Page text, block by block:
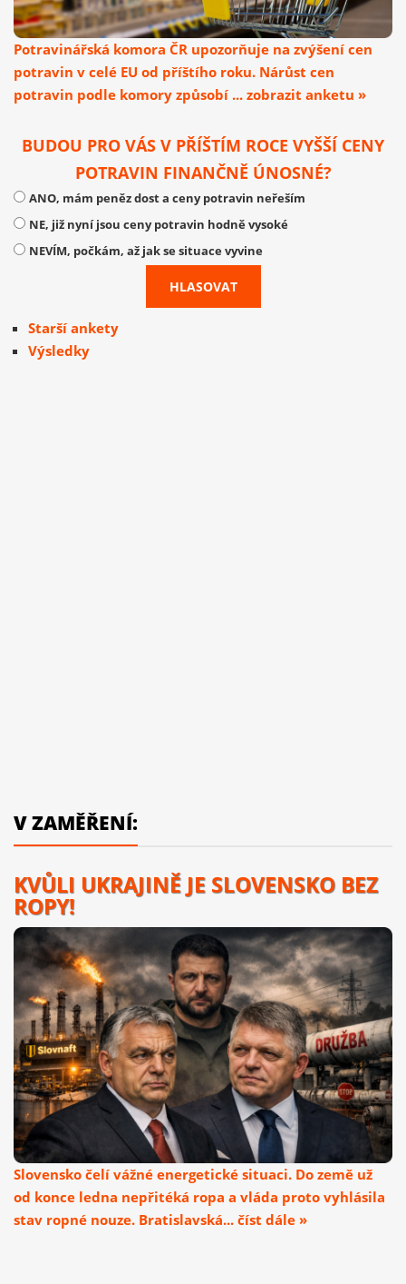
Potravinářská komora ČR upozorňuje na zvýšení cen
potravin v celé EU od příštího roku. Nárůst cen
potravin podle komory způsobí ... zobrazit anketu »
BUDOU PRO VÁS V PŘÍŠTÍM ROCE VYŠŠÍ CENY
POTRAVIN FINANČNĚ ÚNOSNÉ?
ANO, mám peněz dost a ceny potravin neřeším
NE, již nyní jsou ceny potravin hodně vysoké
NEVÍM, počkám, až jak se situace vyvine
Starší ankety
Výsledky
V ZAMĚŘENÍ:
KVŮLI UKRAJINĚ JE SLOVENSKO BEZ
ROPY!
Slovensko čelí vážné energetické situaci. Do země už
od konce ledna nepřitéká ropa a vláda proto vyhlásila
stav ropné nouze. Bratislavská... číst dále »